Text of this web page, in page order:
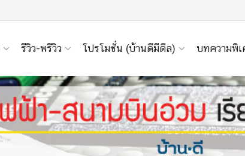
รีวิว-พรีวิว โปรโมชั่น (บ้านดีมีดีล) บทความพิ